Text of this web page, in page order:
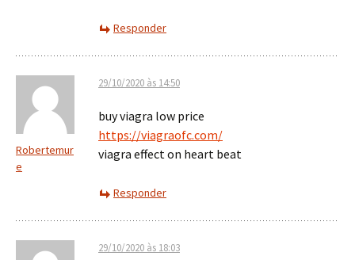
Responder
Robertemur
e
29/10/2020 às 14:50
buy viagra low price
https://viagraofc.com/
viagra effect on heart beat
Responder
29/10/2020 às 18:03